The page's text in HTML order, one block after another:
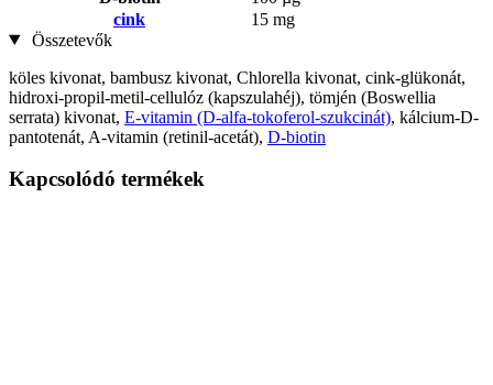
cink
15 mg
Összetevők
köles kivonat, bambusz kivonat, Chlorella kivonat, cink-glükonát,
hidroxi-propil-metil-cellulóz (kapszulahéj), tömjén (Boswellia
serrata) kivonat, E-vitamin (D-alfa-tokoferol-szukcinát), kálcium-D-
pantotenát, A-vitamin (retinil-acetát), D-biotin
Kapcsolódó termékek